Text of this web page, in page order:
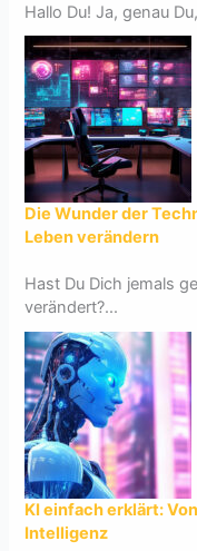
Hallo Du! Ja, genau
Die Wunder der
Leben verändern
Hast Du Dich jemals
verändert?...
KI einfach erklärt:
Intelligenz